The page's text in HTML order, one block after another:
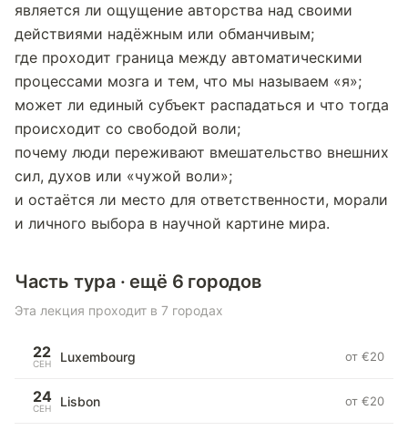
является ли ощущение авторства над своими
действиями надёжным или обманчивым;
где проходит граница между автоматическими
процессами мозга и тем, что мы называем «я»;
может ли единый субъект распадаться и что тогда
происходит со свободой воли;
почему люди переживают вмешательство внешних
сил, духов или «чужой воли»;
и остаётся ли место для ответственности, морали
и личного выбора в научной картине мира.
Часть тура · ещё 6 городов
Эта лекция проходит в 7 городах
22
СЕН Luxembourg от €20
24
СЕН Lisbon от €20